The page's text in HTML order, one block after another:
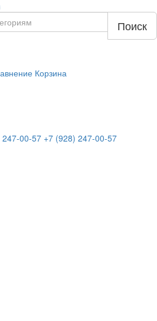
Поиск
Корзина
247-00-57 +7 (928) 247-00-57